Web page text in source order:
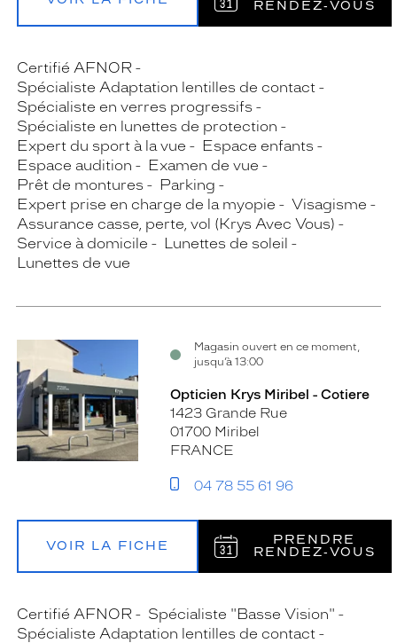
RENDEZ‑VOUS
Certifié AFNOR
Spécialiste Adaptation lentilles de contact
Spécialiste en verres progressifs
Spécialiste en lunettes de protection
Expert du sport à la vue
Espace enfants
Espace audition
Examen de vue
Prêt de montures
Parking
Expert prise en charge de la myopie
Visagisme
Assurance casse, perte, vol (Krys Avec Vous)
Service à domicile
Lunettes de soleil
Lunettes de vue
Magasin ouvert en ce moment,
jusqu’à 13:00
Opticien Krys Miribel - Cotiere
1423 Grande Rue
01700 Miribel
FRANCE
04 78 55 61 96
VOIR LA FICHE
PRENDRE
RENDEZ‑VOUS
Certifié AFNOR
Spécialiste "Basse Vision"
Spécialiste Adaptation lentilles de contact